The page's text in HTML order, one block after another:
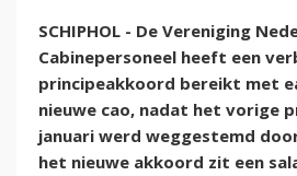
SCHIPHOL - De Vereniging
Cabinepersoneel heeft een
principeakkoord bereikt met
nieuwe cao, nadat het vorige
januari werd weggestemd
het nieuwe akkoord zit een